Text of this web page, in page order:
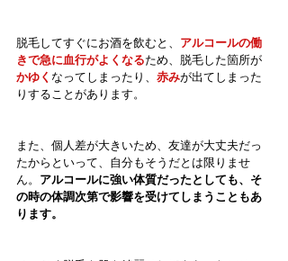
脱毛してすぐにお酒を飲むと、 アルコールの働
きで急に血行がよくなるため、脱毛した箇所が
かゆく なってしまったり、 赤みが出てしまった
りすることがあります。
また、個人差が大きいため、友達が大丈夫だっ
たからといって、自分もそうだとは限りませ
ん。 アルコールに強い体質だったとしても、そ
の時の体調次第で影響を受けてしまうこともあ
ります。